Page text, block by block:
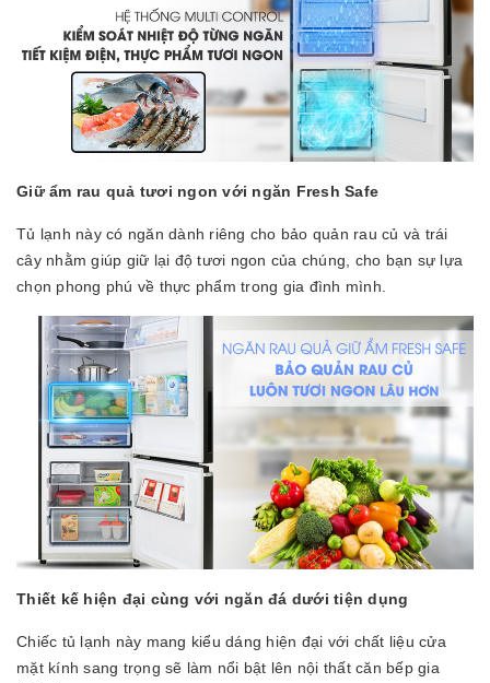
Giữ ẩm rau quả tươi ngon với ngăn Fresh Safe
Tủ lạnh này có ngăn dành riêng cho bảo quản rau củ và trái
cây nhằm giúp giữ lại độ tươi ngon của chúng, cho bạn sự lựa
chọn phong phú về thực phẩm trong gia đình mình.
Thiết kế hiện đại cùng với ngăn đá dưới tiện dụng
Chiếc tủ lạnh này mang kiểu dáng hiện đại với chất liệu cửa
mặt kính sang trọng sẽ làm nổi bật lên nội thất căn bếp gia